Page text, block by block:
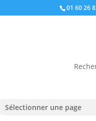
01 60 26
Sélectionner une page